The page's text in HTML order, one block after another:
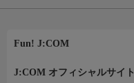
Fun! J:COM
J:COM オフィシャルサイト